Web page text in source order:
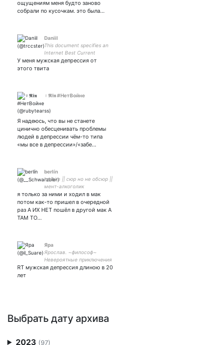
ощущениям меня будто заново
собрали по кусочкам. это была…
Daniil
This document specifies an
Internet Best Current
Practices for the Internet
Community, and requests
У меня мужская депрессия от
этого твита
♀𝕽𝖎𝖓 #НетВойне
Я надеюсь, что вы не станете
цинично обесценивать проблемы
людей в депрессии чём-то типа
«мы все в депрессии»/«забе…
berlín
he/him || сюр но не обсюр ||
мент-алкоголик
я только за ними и ходил в мак
потом как-то пришел в очередной
раз А ИХ НЕТ пошёл в другой мак А
ТАМ ТО…
Яра
Ярослав. ~философ~
Невероятные приключения
и неисповедимые пути.
RT мужская депрессия длиною в 20
лет
Выбрать дату архива
2023 (97)